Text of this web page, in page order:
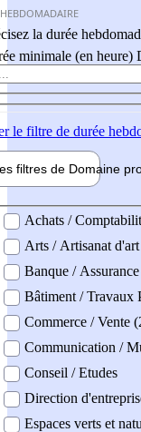
la durée
minimale (en heure)
le filtre de durée
filtres de Domaine
professionel
Achats /
Arts / Artisanat d'art
Banque / Assurance
Bâtiment / Travaux
Commerce / Vente
Communication /
Conseil / Etudes
Direction
Espaces verts et